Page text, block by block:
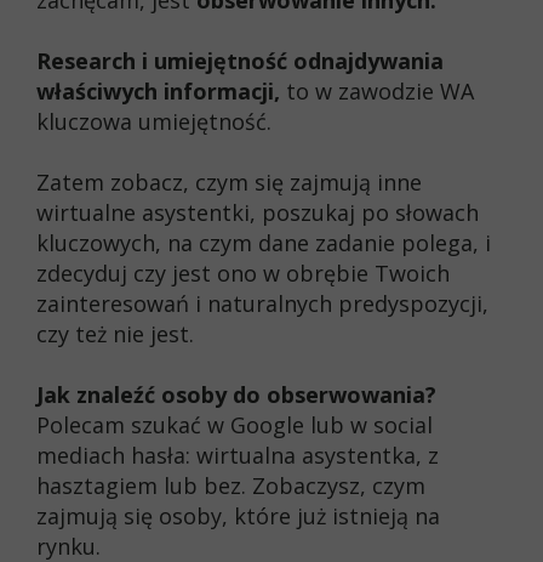
Research i umiejętność odnajdywania
właściwych informacji, to w zawodzie WA
kluczowa umiejętność.
Zatem zobacz, czym się zajmują inne
wirtualne asystentki, poszukaj po słowach
kluczowych, na czym dane zadanie polega, i
zdecyduj czy jest ono w obrębie Twoich
zainteresowań i naturalnych predyspozycji,
czy też nie jest.
Jak znaleźć osoby do obserwowania?
Polecam szukać w Google lub w social
mediach hasła: wirtualna asystentka, z
hasztagiem lub bez. Zobaczysz, czym
zajmują się osoby, które już istnieją na
rynku.